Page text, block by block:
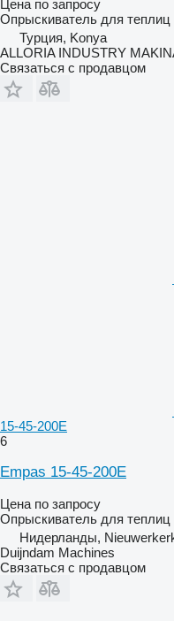
Цена по запросу
Опрыскиватель для теплиц
Турция, Konya
ALLORIA INDUSTRY
Связаться с продавцом
15-45-200E
6
Empas 15-45-200E
Цена по запросу
Опрыскиватель для теплиц
Нидерланды,
Duijndam Machines
Связаться с продавцом